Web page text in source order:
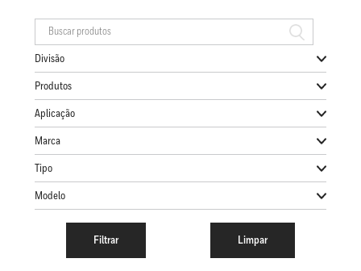
Divisão
Produtos
Aplicação
Marca
Tipo
Modelo